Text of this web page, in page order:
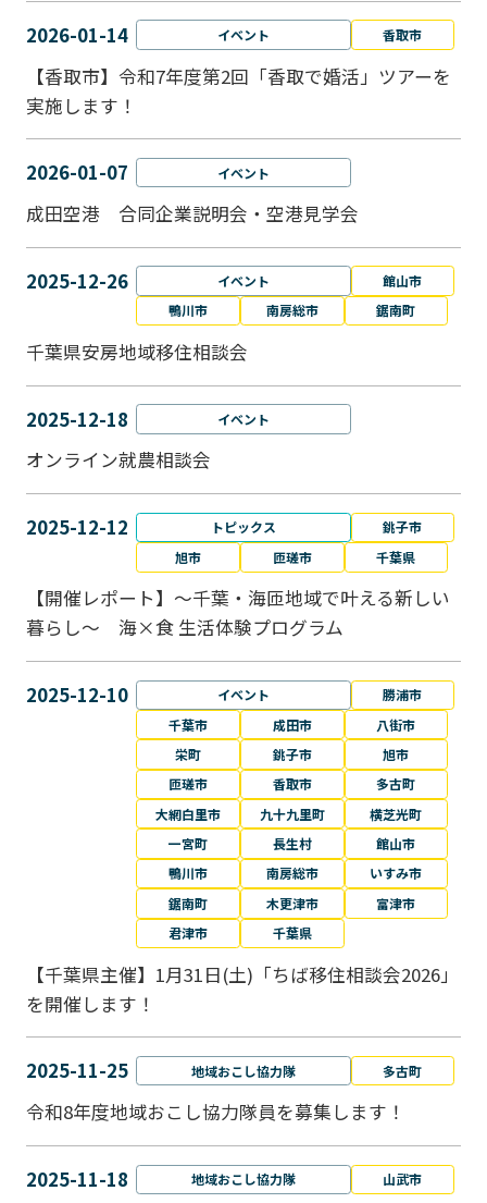
2026-01-14 イベント 香取市
【香取市】令和7年度第2回「香取で婚活」ツアーを
実施します！
2026-01-07 イベント
成田空港 合同企業説明会・空港見学会
2025-12-26 イベント
館山市
鴨川市
南房総市 鋸南町
千葉県安房地域移住相談会
2025-12-18 イベント
オンライン就農相談会
2025-12-12 トピックス
銚子市
旭市
匝瑳市 千葉県
【開催レポート】～千葉・海匝地域で叶える新しい
暮らし～ 海×食 生活体験プログラム
2025-12-10 イベント
勝浦市
千葉市
成田市
八街市
栄町
銚子市
旭市
匝瑳市
香取市
多古町
大網白里市
九十九里町
横芝光町
一宮町
長生村
館山市
鴨川市
南房総市
いすみ市
鋸南町
木更津市
富津市
君津市
千葉県
【千葉県主催】1月31日(土)「ちば移住相談会2026」
を開催します！
2025-11-25 地域おこし協力隊 多古町
令和8年度地域おこし協力隊員を募集します！
2025-11-18 地域おこし協力隊 山武市